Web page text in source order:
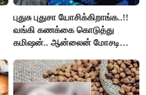
புதுசு புதுசா யோசிக்கிறாங்க..!!
வங்கி கணக்கை கொடுத்து
கமிஷன்.. ஆன்லைன் மோசடி
கைது..!!